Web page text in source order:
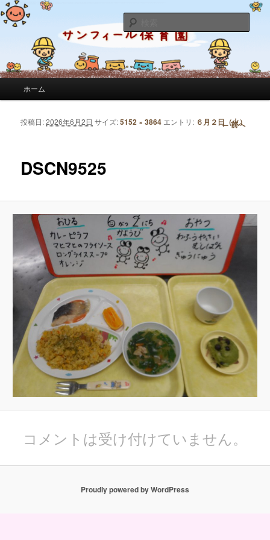
サンフィール保育園のブログ
サンフィール保育園のせんせいのブログです。園の日常を綴っています。
索
メインコンテンツへ移動
サブコンテンツへ移動
ホーム
画像ナビゲーション ← 前へ
DSCN9525
投稿日:2026年6月2日 サイズ:5152 × 3864 エントリ: ６月２日（火）
コメントは受け付けていません。
Proudly powered by WordPress